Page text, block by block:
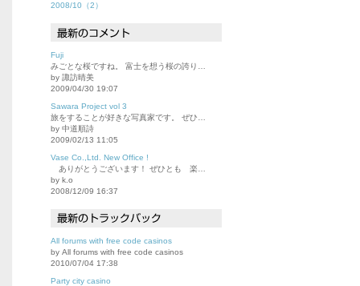
2008/10（2）
Fuji
みごとな桜ですね。 富士を想う桜の誇り…
by 諏訪晴美
2009/04/30 19:07
Sawara Project vol 3
旅をすることが好きな写真家です。 ぜひ…
by 中道順詩
2009/02/13 11:05
Vase Co.,Ltd. New Office !
ありがとうございます！ ぜひとも 楽…
by k.o
2008/12/09 16:37
All forums with free code casinos
by All forums with free code casinos
2010/07/04 17:38
Party city casino